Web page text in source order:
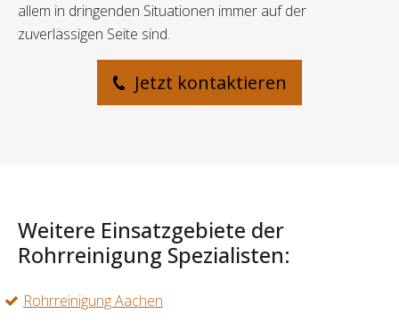
allem in dringenden Situationen immer auf der
zuverlässigen Seite sind.
Jetzt kontaktieren
Weitere Einsatzgebiete der
Rohrreinigung Spezialisten:
Rohrreinigung Aachen